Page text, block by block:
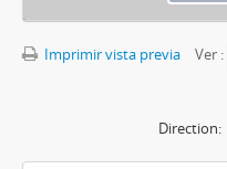
Imprimir vista previa
Ver :
Direction: